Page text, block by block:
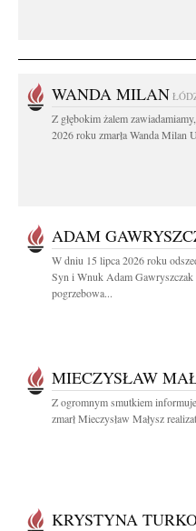
WANDA MILAN
Z głębokim żalem
2026 roku zmarła Wanda Milan
ADAM
W dniu 15 lipca 2026 roku
Syn i Wnuk Adam Gawryszczak
pogrzebowa...
MIECZYSŁAW
Z ogromnym smutkiem
zmarł Mieczysław Małysz
KRYSTYNA